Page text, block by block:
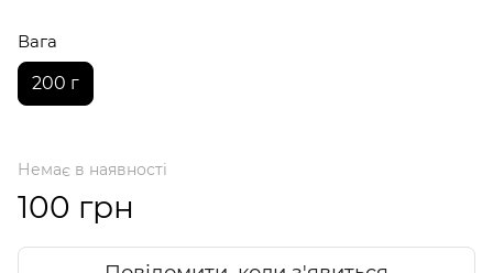
Вага
200 г
Немає в наявності
100 грн